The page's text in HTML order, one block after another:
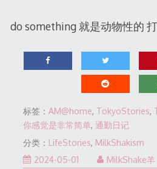
do something 就是动物性的
标签： AM@home, TokyoStories,
你感觉是非常简单, 通勤日记
分类： LifeStories, MilkShakism
2024-05-01
MilkShake羊